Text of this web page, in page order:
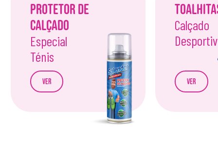
Protetor de
Calçado
Especial
Ténis
Ver
Calçado
Ver